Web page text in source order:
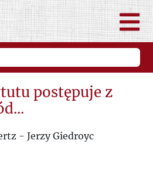
postępuje z
- Jerzy Giedroyc